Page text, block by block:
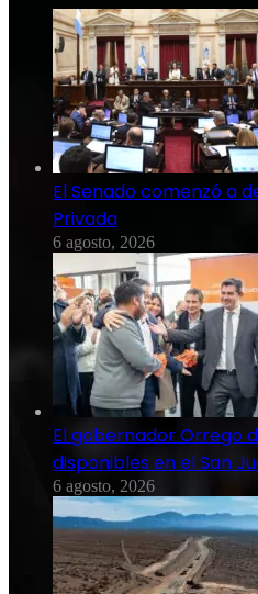
El Senado comenzó a
Privada
6 agosto, 2026
El gobernador Orrego
disponibles en el San
6 agosto, 2026